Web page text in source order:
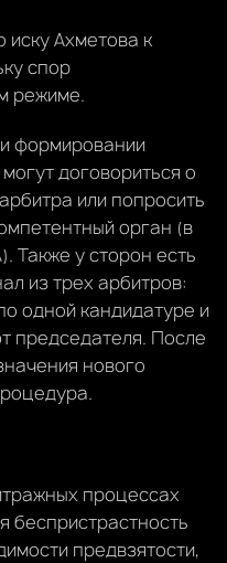
иску Ахметова к
спор
режиме.
формировании
договориться о
или попросить
орган (в
Также у сторон есть
из трех арбитров:
одной кандидатуре и
председателя. После
нового
процессах
беспристрастность
предвзятости,